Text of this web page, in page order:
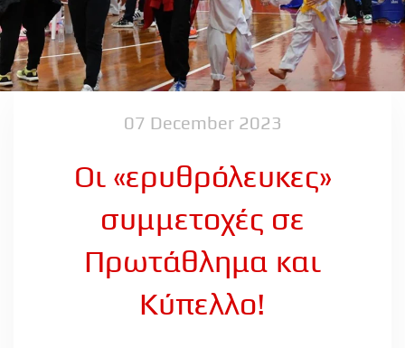
07 December 2023
Οι «ερυθρόλευκες»
συμμετοχές σε
Πρωτάθλημα και
Κύπελλο!